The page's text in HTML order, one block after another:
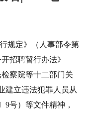
定》（人事部令第
招聘暂行办法》
检察院等十二部门关
建立违法犯罪人员从
9号）等文件精神，